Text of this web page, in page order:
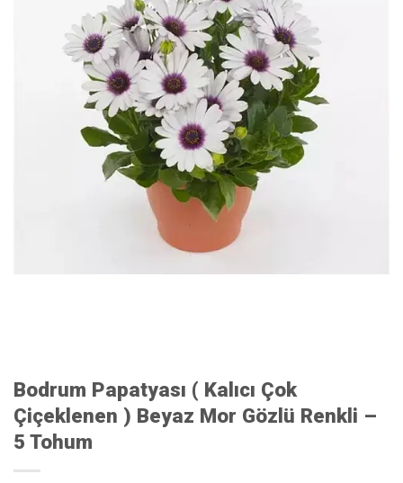
Bodrum Papatyası ( Kalıcı Çok
Çiçeklenen ) Beyaz Mor Gözlü Renkli –
5 Tohum